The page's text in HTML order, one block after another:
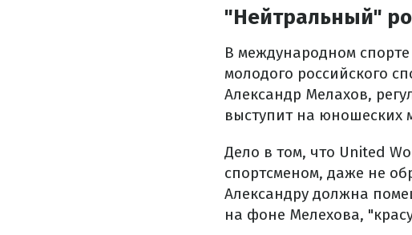
"Нейтральный"
В международном
молодого российского
Александр Мелахов,
выступит на юношеских
Дело в том, что United
спортсменом, даже не
Александру должна
на фоне Мелехова,